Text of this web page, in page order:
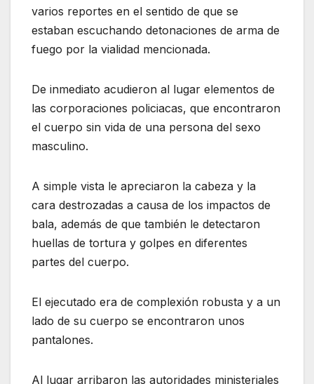
varios reportes en el sentido de que se
estaban escuchando detonaciones de arma de
fuego por la vialidad mencionada.
De inmediato acudieron al lugar elementos de
las corporaciones policiacas, que encontraron
el cuerpo sin vida de una persona del sexo
masculino.
A simple vista le apreciaron la cabeza y la
cara destrozadas a causa de los impactos de
bala, además de que también le detectaron
huellas de tortura y golpes en diferentes
partes del cuerpo.
El ejecutado era de complexión robusta y a un
lado de su cuerpo se encontraron unos
pantalones.
Al lugar arribaron las autoridades ministeriales